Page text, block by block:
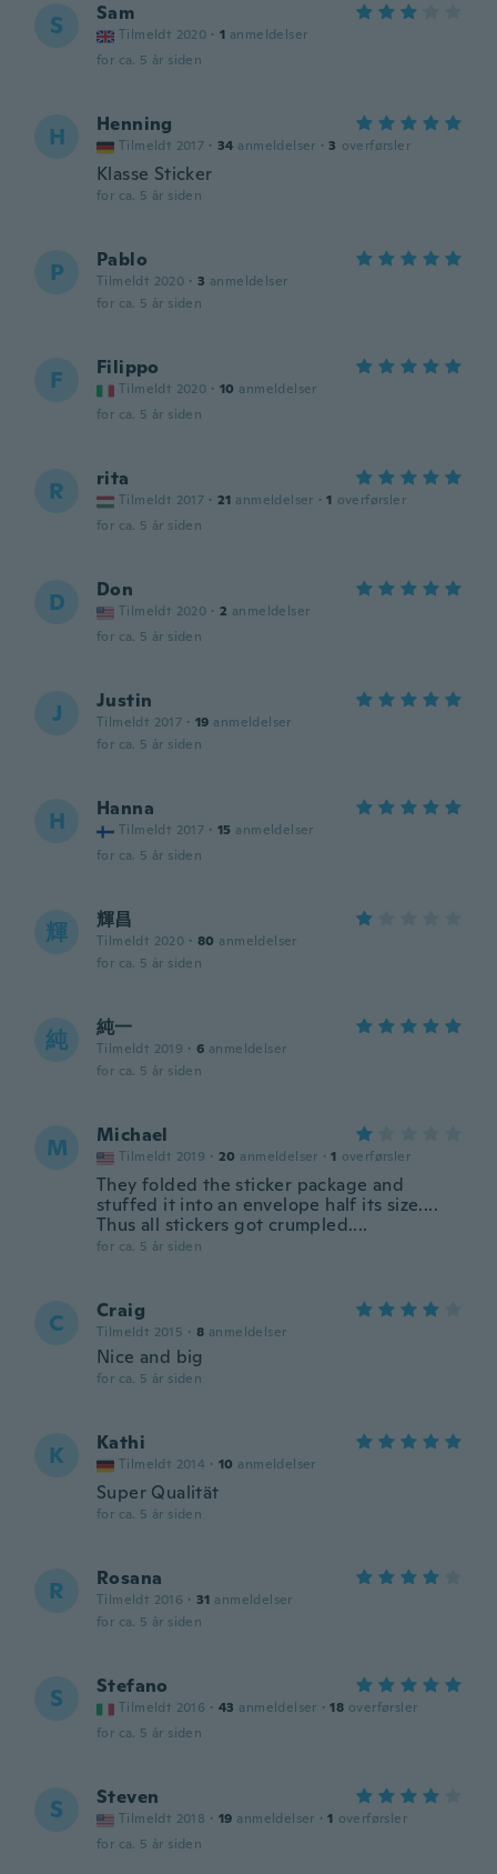
S Sam
Tilmeldt 2020 · 1 anmeldelser
for ca. 5 år siden
H Henning
Tilmeldt 2017 · 34 anmeldelser · 3 overførsler
Klasse Sticker
for ca. 5 år siden
P Pablo
Tilmeldt 2020 · 3 anmeldelser
for ca. 5 år siden
F Filippo
Tilmeldt 2020 · 10 anmeldelser
for ca. 5 år siden
R rita
Tilmeldt 2017 · 21 anmeldelser · 1 overførsler
for ca. 5 år siden
D Don
Tilmeldt 2020 · 2 anmeldelser
for ca. 5 år siden
J Justin
Tilmeldt 2017 · 19 anmeldelser
for ca. 5 år siden
H Hanna
Tilmeldt 2017 · 15 anmeldelser
for ca. 5 år siden
輝 輝昌
Tilmeldt 2020 · 80 anmeldelser
for ca. 5 år siden
純 純一
Tilmeldt 2019 · 6 anmeldelser
for ca. 5 år siden
M Michael
Tilmeldt 2019 · 20 anmeldelser · 1 overførsler
They folded the sticker package and
stuffed it into an envelope half its size....
Thus all stickers got crumpled....
for ca. 5 år siden
C Craig
Tilmeldt 2015 · 8 anmeldelser
Nice and big
for ca. 5 år siden
K Kathi
Tilmeldt 2014 · 10 anmeldelser
Super Qualität
for ca. 5 år siden
R Rosana
Tilmeldt 2016 · 31 anmeldelser
for ca. 5 år siden
S Stefano
Tilmeldt 2016 · 43 anmeldelser · 18 overførsler
for ca. 5 år siden
S Steven
Tilmeldt 2018 · 19 anmeldelser · 1 overførsler
for ca. 5 år siden